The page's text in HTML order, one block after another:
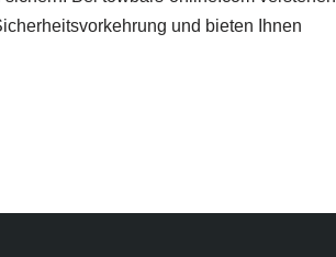
und bieten Ihnen